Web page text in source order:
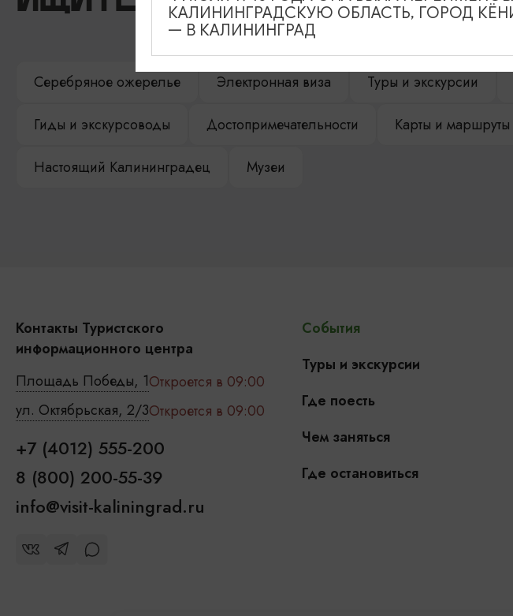
Серебряное ожерелье Электронная виза Туры и экскурсии
Гиды и экскурсоводы Достопримечательности Карты и маршруты
Настоящий Калининградец Музеи
Контакты Туристского
информационного центра
Площадь Победы, 1Откроется в 09:00
ул. Октябрьская, 2/3Откроется в 09:00
+7 (4012) 555-200
8 (800) 200-55-39
info@visit-kaliningrad.ru
События
Туры и экскурсии
Где поесть
Чем заняться
Где остановиться
КАЛИНИНГРАДСКУЮ ОБЛАСТЬ, ГОРОД
— В КАЛИНИНГРАД